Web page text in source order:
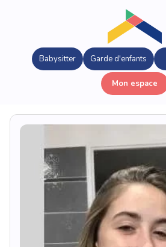
Babysitter Garde d'enfants
Mon espace